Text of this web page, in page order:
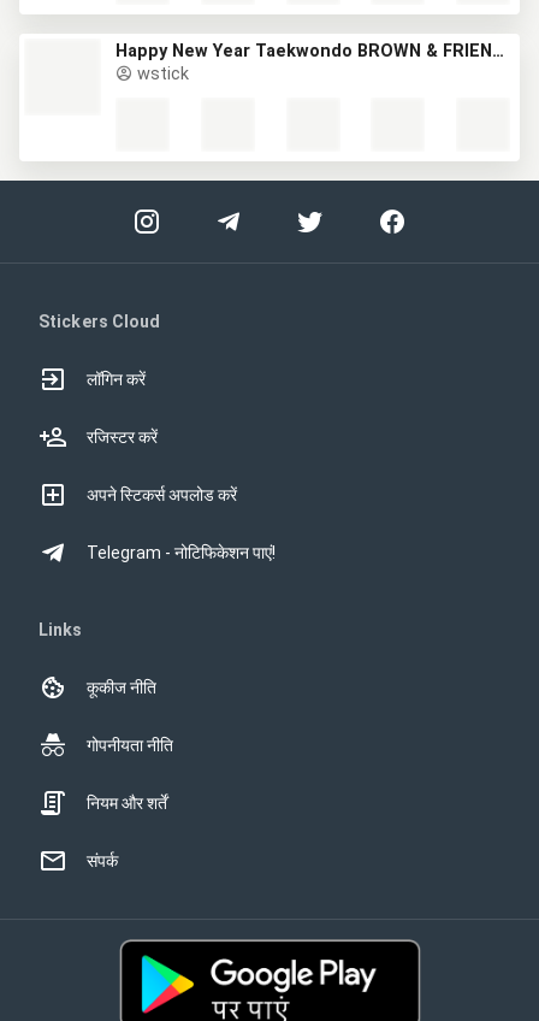
Happy New Year Taekwondo BROWN & FRIENDS (新年) (1)
wstick
Stickers Cloud
लॉगिन करें
रजिस्टर करें
अपने स्टिकर्स अपलोड करें
Telegram - नोटिफिकेशन पाएं!
Links
कूकीज नीति
गोपनीयता नीति
नियम और शर्तें
संपर्क